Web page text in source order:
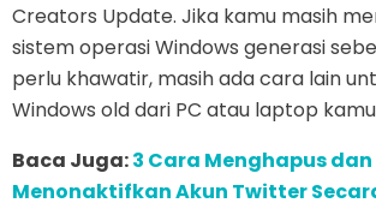
Creators Update. Jika kamu masih
sistem operasi Windows generasi
perlu khawatir, masih ada cara lain
Windows old dari PC atau laptop
Baca Juga:3 Cara Menghapus dan
Menonaktifkan Akun Twitter